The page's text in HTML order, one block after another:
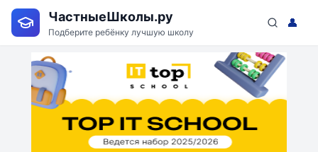
ЧастныеШколы.ру
Подберите ребёнку лучшую школу
👤